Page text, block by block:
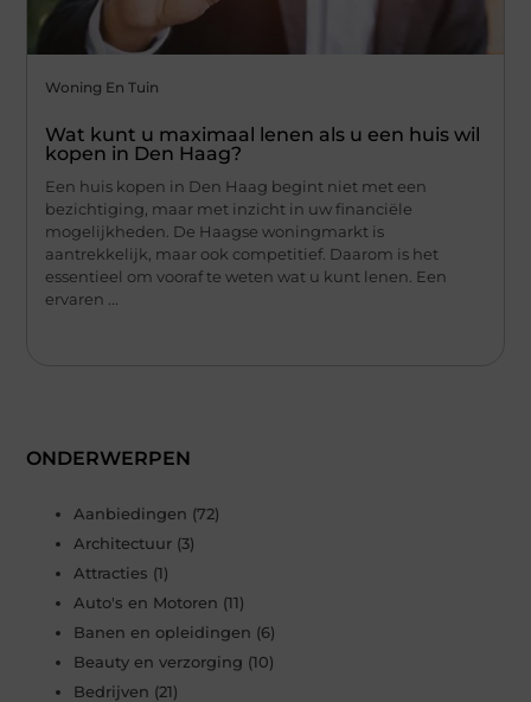
Woning En Tuin
Wat kunt u maximaal lenen als u een huis wil
kopen in Den Haag?
Een huis kopen in Den Haag begint niet met een
bezichtiging, maar met inzicht in uw financiële
mogelijkheden. De Haagse woningmarkt is
aantrekkelijk, maar ook competitief. Daarom is het
essentieel om vooraf te weten wat u kunt lenen. Een
ervaren ...
ONDERWERPEN
Aanbiedingen (72)
Architectuur (3)
Attracties (1)
Auto's en Motoren (11)
Banen en opleidingen (6)
Beauty en verzorging (10)
Bedrijven (21)